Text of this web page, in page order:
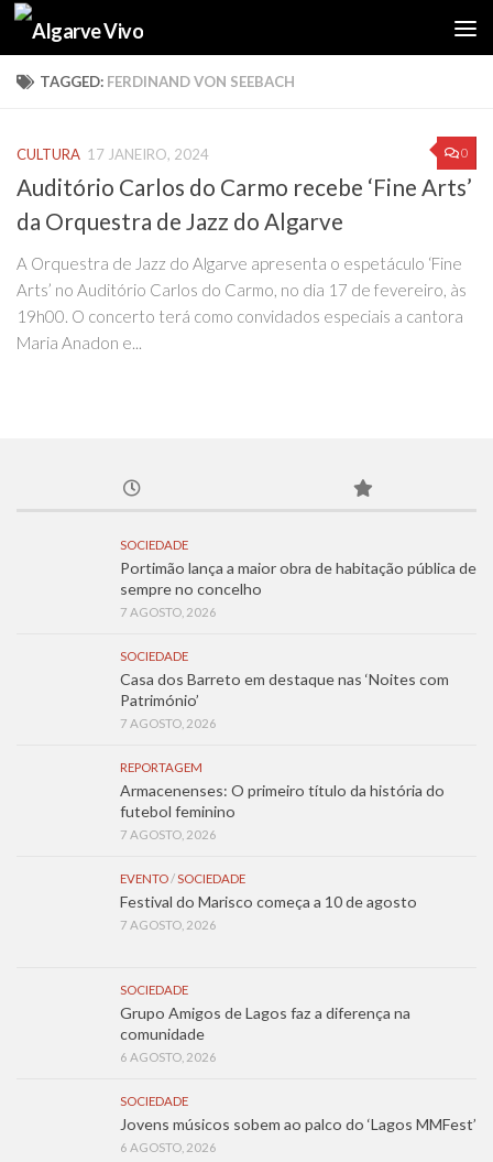
Skip to content
TAGGED: FERDINAND VON SEEBACH
0
CULTURA 17 JANEIRO, 2024
Auditório Carlos do Carmo recebe ‘Fine Arts’
da Orquestra de Jazz do Algarve
A Orquestra de Jazz do Algarve apresenta o espetáculo ‘Fine
Arts’ no Auditório Carlos do Carmo, no dia 17 de fevereiro, às
19h00. O concerto terá como convidados especiais a cantora
Maria Anadon e...
SOCIEDADE
Portimão lança a maior obra de habitação pública de
sempre no concelho
7 AGOSTO, 2026
SOCIEDADE
Casa dos Barreto em destaque nas ‘Noites com
Património’
7 AGOSTO, 2026
REPORTAGEM
Armacenenses: O primeiro título da história do
futebol feminino
7 AGOSTO, 2026
EVENTO/SOCIEDADE
Festival do Marisco começa a 10 de agosto
7 AGOSTO, 2026
SOCIEDADE
Grupo Amigos de Lagos faz a diferença na
comunidade
6 AGOSTO, 2026
SOCIEDADE
Jovens músicos sobem ao palco do ‘Lagos MMFest’
6 AGOSTO, 2026